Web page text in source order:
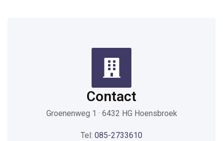
Contact
Groenenweg 1 · 6432 HG Hoensbroek
Tel: 085-2733610